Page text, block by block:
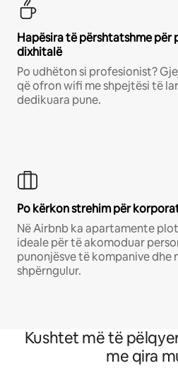
Hapësira të përshtatshme për
dixhitalë
Po udhëton si profesionist?
që ofron wifi me shpejtësi të
dedikuara pune.
Po kërkon strehim për
Në Airbnb ka apartamente
ideale për të akomoduar
punonjësve të kompanive dhe
shpërngulur.
Kushtet më të
me qira